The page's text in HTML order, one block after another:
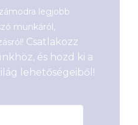
legjobb
munkáról,
Csatlakozz
és hozd ki a
lehetőségeiből!